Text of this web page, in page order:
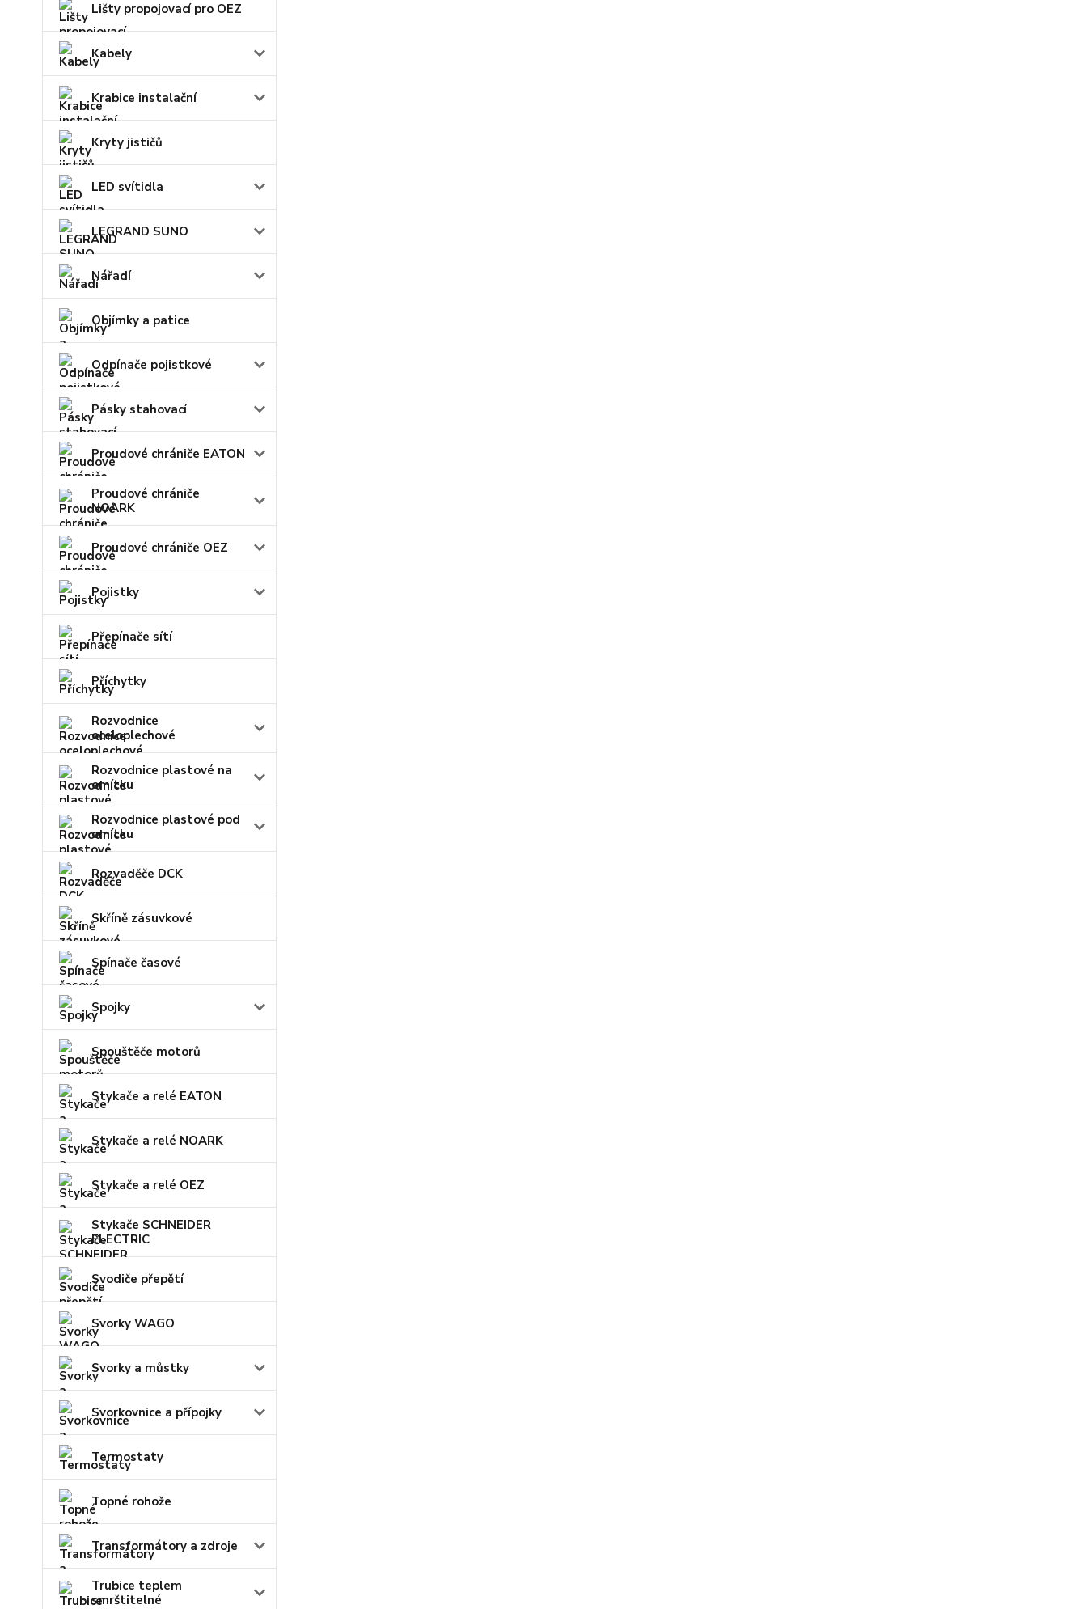
Lišty propojovací pro OEZ
Kabely
Krabice instalační
Kryty jističů
LED svítidla
LEGRAND SUNO
Nářadí
Objímky a patice
Odpínače pojistkové
Pásky stahovací
Proudové chrániče EATON
Proudové chrániče
NOARK
Proudové chrániče OEZ
Pojistky
Přepínače sítí
Příchytky
Rozvodnice
oceloplechové
Rozvodnice plastové na
omítku
Rozvodnice plastové pod
omítku
Rozvaděče DCK
Skříně zásuvkové
Spínače časové
Spojky
Spouštěče motorů
Stykače a relé EATON
Stykače a relé NOARK
Stykače a relé OEZ
Stykače SCHNEIDER
ELECTRIC
Svodiče přepětí
Svorky WAGO
Svorky a můstky
Svorkovnice a přípojky
Termostaty
Topné rohože
Transformátory a zdroje
Trubice teplem
smrštitelné